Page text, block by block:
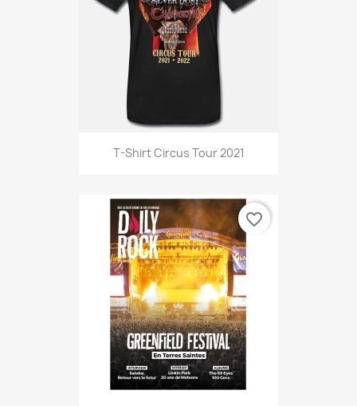
T-Shirt Circus Tour 2021
favorite_border